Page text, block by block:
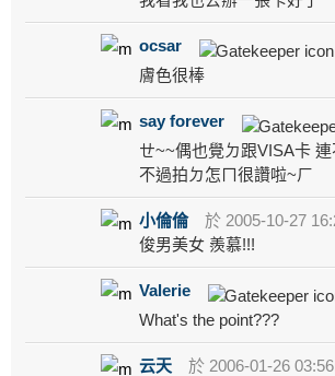
ocsar
膚色很棒
say forever
ㄝ~~偶也覺ㄉ跟VISA卡
不過拍ㄉ怎ㄇ很讚啦~ㄏ
小倫倫
於 2005-10-27
俊男美女 羨慕!!!
Valerie
What's the point???
云天
於 2006-01-26